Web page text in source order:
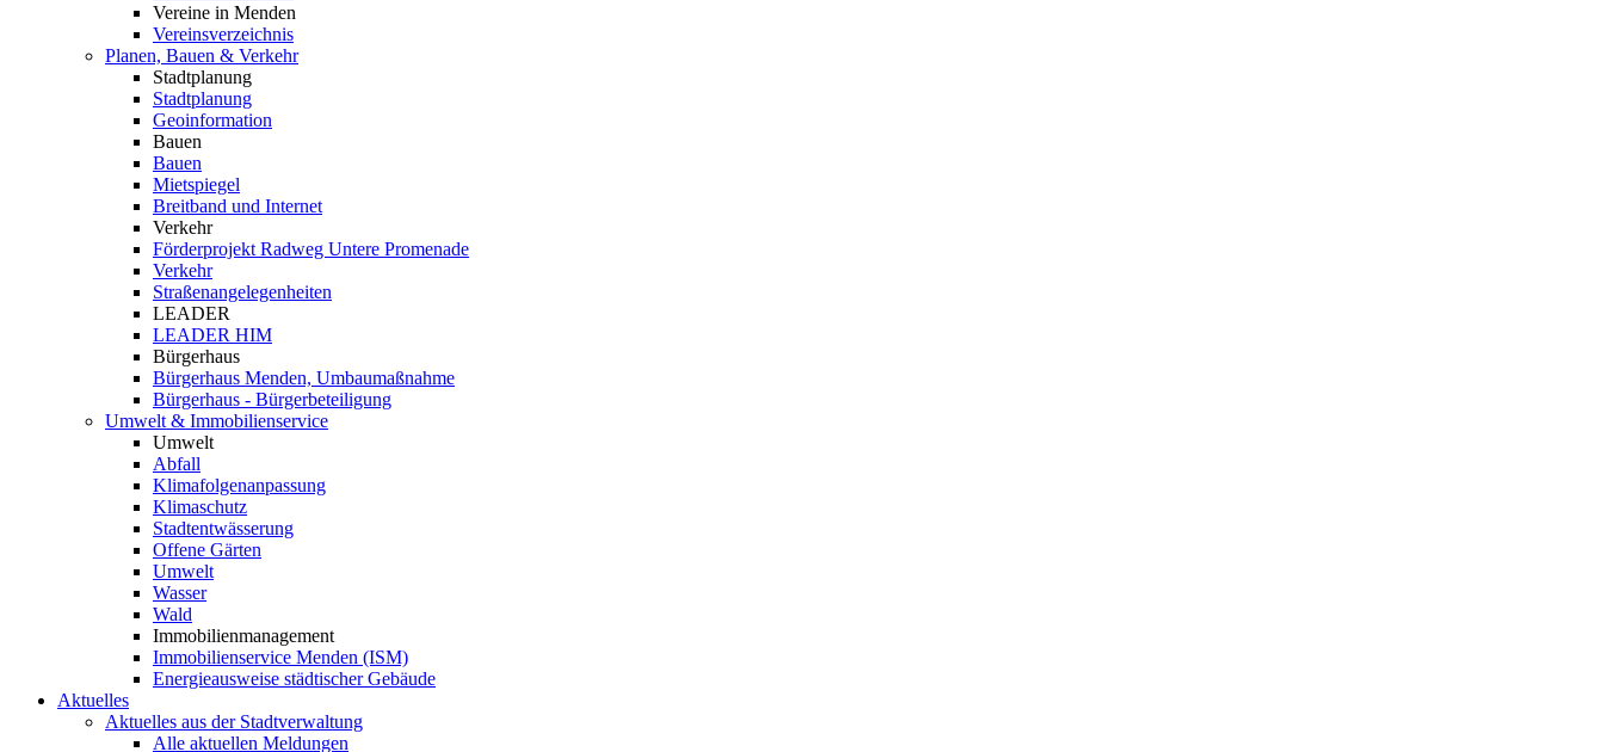
Vereine in Menden
Vereinsverzeichnis
Planen, Bauen & Verkehr
Stadtplanung
Stadtplanung
Geoinformation
Bauen
Bauen
Mietspiegel
Breitband und Internet
Verkehr
Förderprojekt Radweg Untere Promenade
Verkehr
Straßenangelegenheiten
LEADER
LEADER HIM
Bürgerhaus
Bürgerhaus Menden, Umbaumaßnahme
Bürgerhaus - Bürgerbeteiligung
Umwelt & Immobilienservice
Umwelt
Abfall
Klimafolgenanpassung
Klimaschutz
Stadtentwässerung
Offene Gärten
Umwelt
Wasser
Wald
Immobilienmanagement
Immobilienservice Menden (ISM)
Energieausweise städtischer Gebäude
Aktuelles
Aktuelles aus der Stadtverwaltung
Alle aktuellen Meldungen